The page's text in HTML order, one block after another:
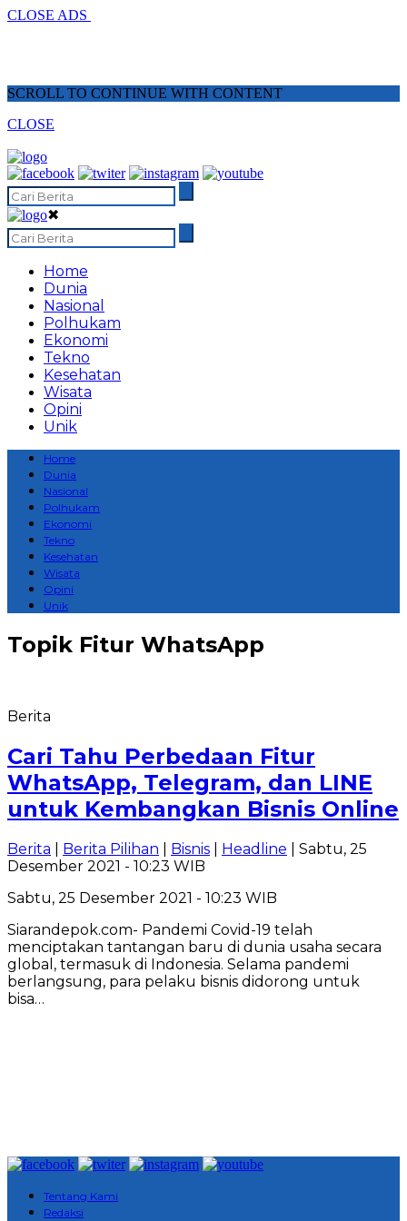
CLOSE ADS
SCROLL TO CONTINUE WITH CONTENT
CLOSE
✖
Home
Dunia
Nasional
Polhukam
Ekonomi
Tekno
Kesehatan
Wisata
Opini
Unik
Home
Dunia
Nasional
Polhukam
Ekonomi
Tekno
Kesehatan
Wisata
Opini
Unik
Topik Fitur WhatsApp
Berita
Cari Tahu Perbedaan Fitur
WhatsApp, Telegram, dan LINE
untuk Kembangkan Bisnis Online
Berita Berita Pilihan Bisnis Headline | Sabtu, 25
Desember 2021 - 10:23 WIB
Sabtu, 25 Desember 2021 - 10:23 WIB
Siarandepok.com- Pandemi Covid-19 telah
menciptakan tantangan baru di dunia usaha secara
global, termasuk di Indonesia. Selama pandemi
berlangsung, para pelaku bisnis didorong untuk
bisa…
Tentang Kami
Redaksi